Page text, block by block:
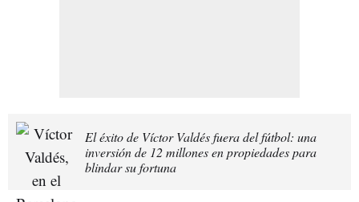
El éxito de Víctor Valdés fuera del fútbol: una
inversión de 12 millones en propiedades para
blindar su fortuna